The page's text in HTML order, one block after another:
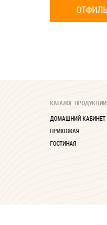
КАТАЛОГ ПРОДУКЦИИ
ДОМАШНИЙ КАБИНЕТ
ПРИХОЖАЯ
ГОСТИНАЯ